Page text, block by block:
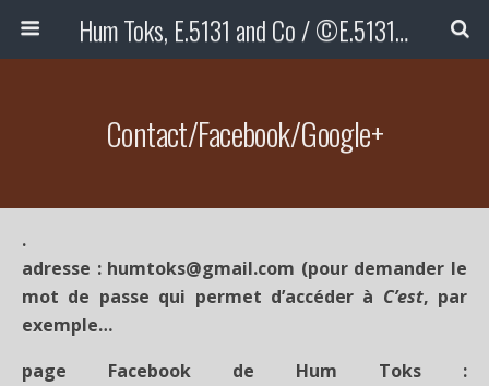
Hum Toks, E.5131 and Co / ©E.5131 (txt/img)
Contact/Facebook/Google+
.
adresse : humtoks@gmail.com (pour demander le
mot de passe qui permet d’accéder à C’est, par
exemple…
page Facebook de Hum Toks :